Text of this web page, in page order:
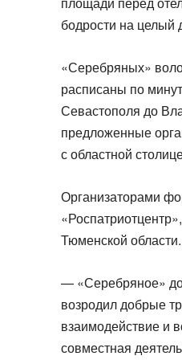
бодрости на целый
«Серебряных»
расписаны по
Севастополя до
предложенные
с областной
Организаторами
Тюменской области.
— «Серебряное»
возродил добрые
взаимодействие и
совместная